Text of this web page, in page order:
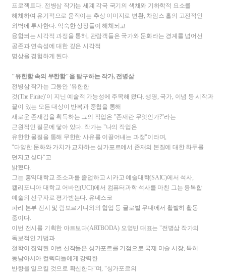
프로젝트다. 전병삼 작가는 세계 각국 국기의 색채와 기하학적 요소를
해체하여 유기적으로 움직이는 추상 이미지로 변환, 차임스 홀의 고전적인
외벽에 투사한다. 익숙한 상징들이 해체되고
융합되는 시각적 과정을 통해 , 관람객들은 국가와 문화라는 경계를 넘어선
공존과 연속성에 대한 깊은 시각적
명상을 경험하게 된다.
"유한함 속의 무한함"을 탐구하는 작가, 전병삼
전병삼 작가는 그동안‘유한한
것(The Finite)’이 지닌 예술적 가능성에 주목해 왔다.생명 , 국가, 이념 등 시작과
끝이 있는 모든 대상이 반복과 중첩을 통해
새로운 존재감을 획득하는 그의 작업은 "존재란 무엇인가?"라는
근원적인 질문에 닿아 있다. 작가는 "나의 작업은
유한한 물질을 통해 무한한 사유를 이끌어내는 과정"이라며,
"다양한 문화와 가치가 교차하는 싱가포르에서 존재의 본질에 대한 화두를
던지고 싶다"고
밝혔다.
그는 홍익대학교 조소과를 졸업하고 시카고 예술대학(SAIC)에서 석사,
캘리포니아 대학교 어바인(UCI)에서 컴퓨터과학 석사를 마친 그는 융복합
예술의 선구자로 평가받는다. 유네스코
파리 본부 전시 및 람보르기니와의 협업 등 글로벌 무대에서 활발히 활동
중이다.
이번 전시를 기획한 아트보다(ARTBODA) 오영빈 대표는 "전병삼 작가의
독보적인 기법과
철학이 집약된 이번 신작들은 싱가포르를 기점으로 국제 미술 시장, 특히
동남아시아 컬렉터들에게 강력한
반향을 일으킬 것으로 확신한다"며, "싱가포르의